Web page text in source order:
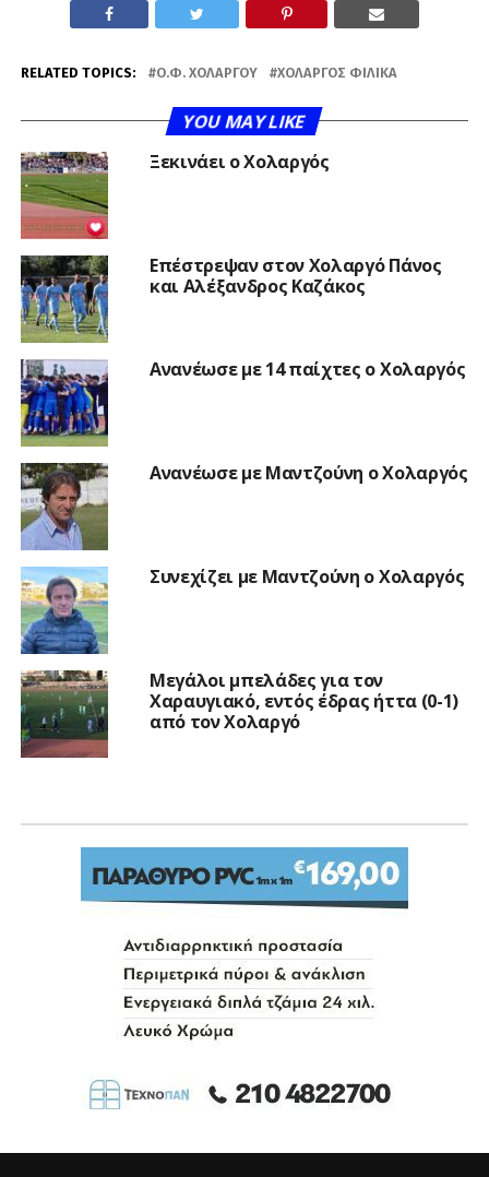
RELATED TOPICS: Ο.Φ. ΧΟΛΑΡΓΟΎ ΧΟΛΑΡΓΌΣ ΦΙΛΙΚΆ
YOU MAY LIKE
Ξεκινάει ο Χολαργός
Επέστρεψαν στον Χολαργό Πάνος
και Αλέξανδρος Καζάκος
Ανανέωσε με 14 παίχτες ο Χολαργός
Ανανέωσε με Μαντζούνη ο Χολαργός
Συνεχίζει με Μαντζούνη ο Χολαργός
Μεγάλοι μπελάδες για τον
Χαραυγιακό, εντός έδρας ήττα (0-1)
από τον Χολαργό
A' Ε.Π.Σ.Α.
Ανανεώσεων συνέχεια με Φώτη
Γιαννόπουλο στην ΑΕ
Περιστερίου
Published 3 μήνες ago on
Θανάσης Ζαχάκης